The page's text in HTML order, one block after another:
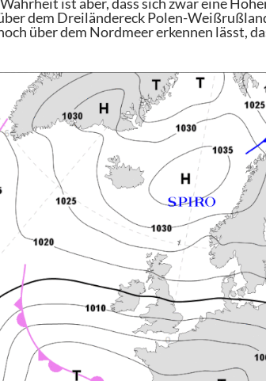
dem Dreiländereck Polen-
über dem Nordmeer erkennen lässt,